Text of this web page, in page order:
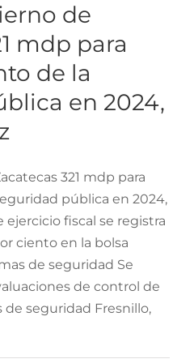
pública en
de la Paz
de
mdp para
de la
en 2024,
321 mdp para
pública en 2024,
ejercicio fiscal se registra
ciento en la bolsa
de seguridad Se
de control de
seguridad Fresnillo,